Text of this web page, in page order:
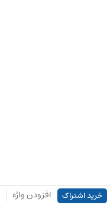
خرید اشتراک افزودن واژه